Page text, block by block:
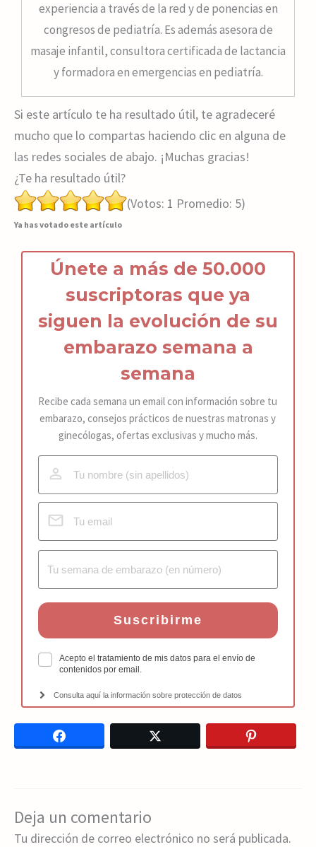
experiencia a través de la red y de ponencias en
congresos de pediatría. Es además asesora de
masaje infantil, consultora certificada de lactancia
y formadora en emergencias en pediatría.
Si este artículo te ha resultado útil, te agradeceré
mucho que lo compartas haciendo clic en alguna de
las redes sociales de abajo. ¡Muchas gracias!
¿Te ha resultado útil?
(Votos: 1 Promedio: 5)
Ya has votado este artículo
Únete a más de 50.000
suscriptoras que ya
siguen la evolución de su
embarazo semana a
semana
Recibe cada semana un email con información sobre tu
embarazo, consejos prácticos de nuestras matronas y
ginecólogas, ofertas exclusivas y mucho más.
Suscribirme
Acepto el tratamiento de mis datos para el envío de
contenidos por email.
Consulta aquí la información sobre protección de datos
Deja un comentario
Tu dirección de correo electrónico no será publicada.